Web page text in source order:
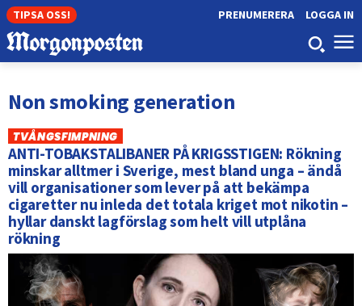
TIPSA OSS! LOGGA IN
PRENUMERERA
Non smoking generation
TVÅNGSFIMPNING
ANTI-TOBAKSTALIBANER PÅ KRIGSSTIGEN: Rökning
minskar alltmer i Sverige, mest bland unga – ändå
vill organisationer som lever på att bekämpa
cigaretter nu inleda det totala kriget mot nikotin –
hyllar danskt lagförslag som helt vill utplåna
rökning